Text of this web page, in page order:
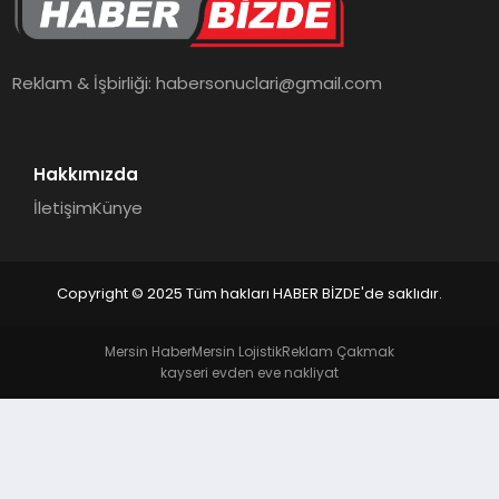
TEKNOLOJI
Reklam & İşbirliği:habersonuclari@gmail.com
Hakkımızda
İletişimKünye
Copyright © 2025 Tüm hakları HABER BİZDE'de saklıdır.
Mersin HaberMersin LojistikReklam Çakmak
kayseri evden eve nakliyat